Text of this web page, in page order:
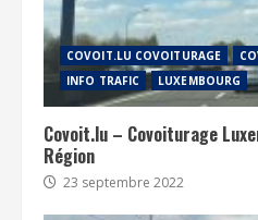
COVOIT.LU COVOITURAGE
INFO TRAFIC
LUXEMBOURG
Covoit.lu – Covoiturage
Région
23 septembre 2022